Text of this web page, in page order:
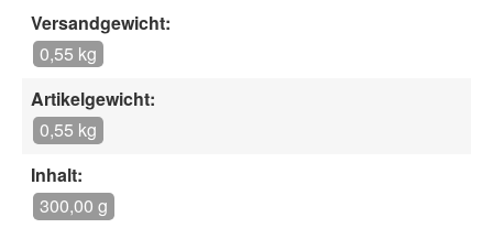
Versandgewicht:
0,55 kg
Artikelgewicht:
0,55 kg
Inhalt:
300,00 g